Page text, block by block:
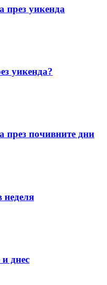
през уикенда
уикенда?
през почивните дни
неделя
днес